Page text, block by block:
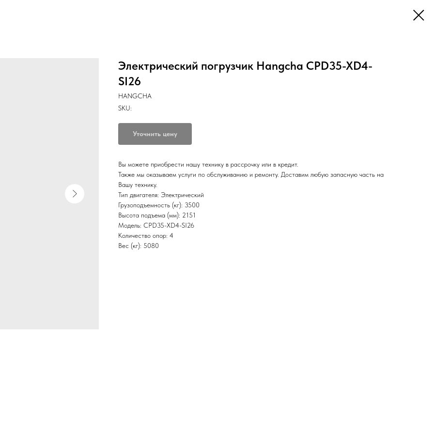
Электрический погрузчик Hangcha CPD35-XD4-
SI26
HANGCHA
SKU:
Уточнить цену
Вы можете приобрести нашу технику в рассрочку или в кредит.
Также мы оказываем услуги по обслуживанию и ремонту. Доставим любую запасную часть на
Вашу технику.
Тип двигателя: Электрический
Грузоподъемность (кг): 3500
Высота подъема (мм): 2151
Модель: CPD35-XD4-SI26
Количество опор: 4
Вес (кг): 5080